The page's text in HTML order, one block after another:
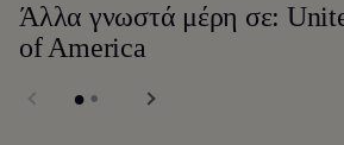
Άλλα γνωστά μέρη σε:
of America